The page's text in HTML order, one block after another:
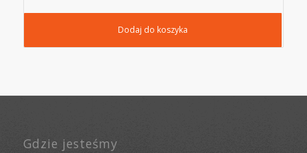
Dodaj do koszyka
Gdzie jesteśmy